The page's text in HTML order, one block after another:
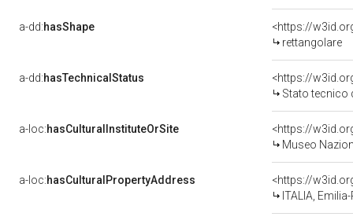
a-dd:hasShape
<https://
rettangolare
a-dd:hasTechnicalStatus
<https://
Stato tecnico
a-loc:hasCulturalInstituteOrSite
<https://
Museo
a-loc:hasCulturalPropertyAddress
<https://
ITALIA,